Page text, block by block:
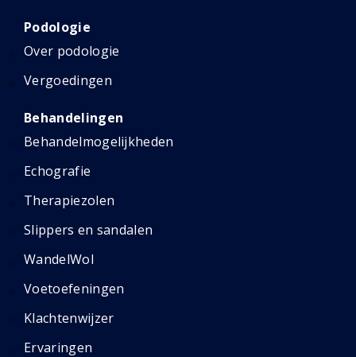
Podologie
Over podologie
Vergoedingen
Behandelingen
Behandelmogelijkheden
Echografie
Therapiezolen
Slippers en sandalen
WandelWol
Voetoefeningen
Klachtenwijzer
Ervaringen